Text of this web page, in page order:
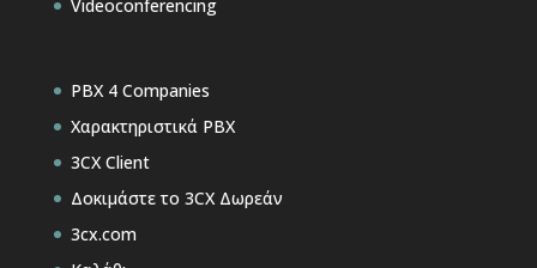
Videoconferencing
PBX 4 Companies
Χαρακτηριστικά PBX
3CX Client
Δοκιμάστε το 3CX Δωρεάν
3cx.com